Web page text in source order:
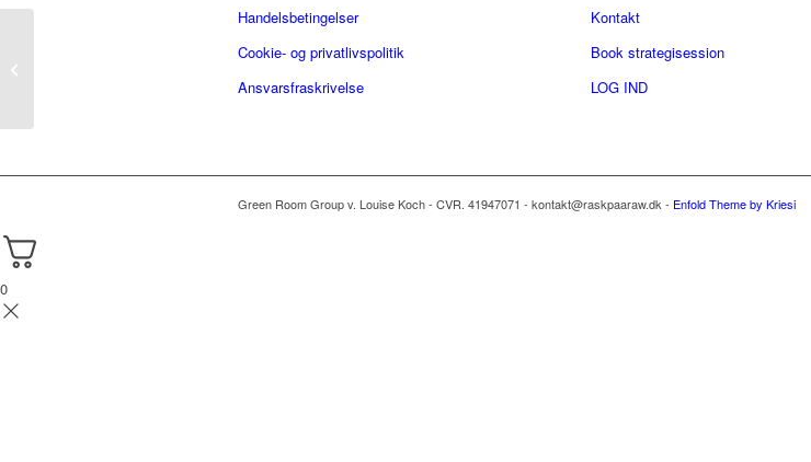
Handelsbetingelser
Cookie- og privatlivspolitik
Ansvarsfraskrivelse
Kontakt
Book strategisession
LOG IND
Green Room Group v. Louise Koch - CVR. 41947071 - kontakt@raskpaaraw.dk - Enfold Theme by Kriesi
0